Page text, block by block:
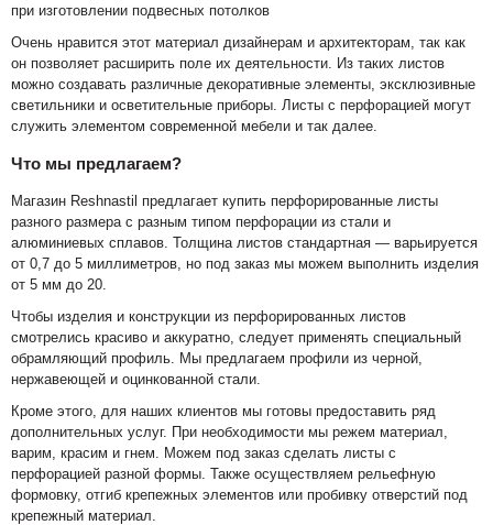
при изготовлении подвесных потолков
Очень нравится этот материал дизайнерам и архитекторам, так как
он позволяет расширить поле их деятельности. Из таких листов
можно создавать различные декоративные элементы, эксклюзивные
светильники и осветительные приборы. Листы с перфорацией могут
служить элементом современной мебели и так далее.
Что мы предлагаем?
Магазин Reshnastil предлагает купить перфорированные листы
разного размера с разным типом перфорации из стали и
алюминиевых сплавов. Толщина листов стандартная — варьируется
от 0,7 до 5 миллиметров, но под заказ мы можем выполнить изделия
от 5 мм до 20.
Чтобы изделия и конструкции из перфорированных листов
смотрелись красиво и аккуратно, следует применять специальный
обрамляющий профиль. Мы предлагаем профили из черной,
нержавеющей и оцинкованной стали.
Кроме этого, для наших клиентов мы готовы предоставить ряд
дополнительных услуг. При необходимости мы режем материал,
варим, красим и гнем. Можем под заказ сделать листы с
перфорацией разной формы. Также осуществляем рельефную
формовку, отгиб крепежных элементов или пробивку отверстий под
крепежный материал.